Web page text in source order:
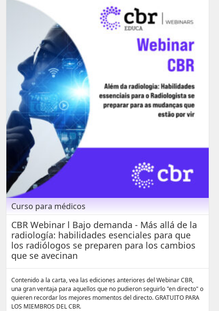
Curso para médicos
CBR Webinar l Bajo demanda - Más allá de la
radiología: habilidades esenciales para que
los radiólogos se preparen para los cambios
que se avecinan
Contenido a la carta, vea las ediciones anteriores del Webinar CBR,
una gran ventaja para aquellos que no pudieron seguirlo "en directo" o
quieren recordar los mejores momentos del directo. GRATUITO PARA
LOS MIEMBROS DEL CBR.